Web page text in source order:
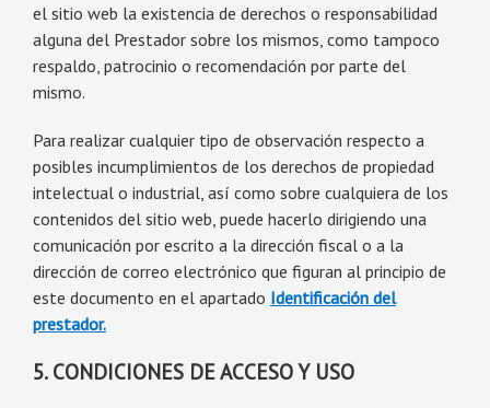
el sitio web la existencia de derechos o responsabilidad
alguna del Prestador sobre los mismos, como tampoco
respaldo, patrocinio o recomendación por parte del
mismo.
Para realizar cualquier tipo de observación respecto a
posibles incumplimientos de los derechos de propiedad
intelectual o industrial, así como sobre cualquiera de los
contenidos del sitio web, puede hacerlo dirigiendo una
comunicación por escrito a la dirección fiscal o a la
dirección de correo electrónico que figuran al principio de
este documento en el apartado Identificación del
prestador.
5. CONDICIONES DE ACCESO Y USO